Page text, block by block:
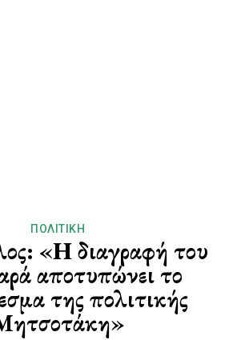
ΠΟΛΙΤΙΚΉ
«Η διαγραφή του
αποτυπώνει το
της πολιτικής